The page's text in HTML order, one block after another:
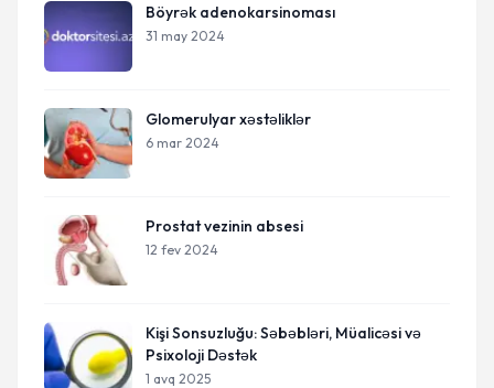
Böyrək adenokarsinoması
31 may 2024
Glomerulyar xəstəliklər
6 mar 2024
Prostat vezinin absesi
12 fev 2024
Kişi Sonsuzluğu: Səbəbləri, Müalicəsi və
Psixoloji Dəstək
1 avq 2025